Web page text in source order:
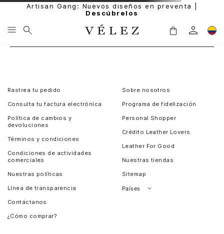
Artisan Gang: Nuevos diseños en preventa |
Descúbrelos
Rastrea tu pedido
Consulta tu factura electrónica
Política de cambios y
devoluciones
Términos y condiciones
Condiciones de actividades
comerciales
Nuestras políticas
Línea de transparencia
Contáctanos
¿Cómo comprar?
Sobre nosotros
Programa de fidelización
Personal Shopper
Crédito Leather Lovers
Leather For Good
Nuestras tiendas
Sitemap
Países